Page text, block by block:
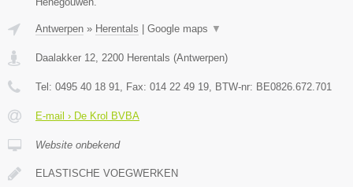
Antwerpen » Herentals | Google maps ▼
Daalakker 12 2200 Herentals (Antwerpen)
Tel: 0495 40 18 91 , Fax: 014 22 49 19 , BTW-nr: BE0826.672.701
E-mail › De Krol BVBA
Website onbekend
ELASTISCHE VOEGWERKEN